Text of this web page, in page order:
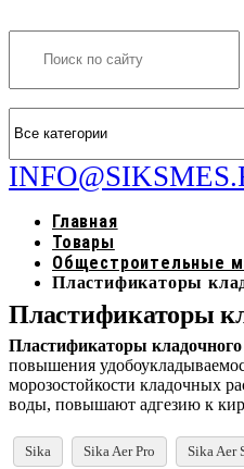
Главная
Товары
Общестроительные
Пластификаторы
Пластификаторы
Пластификаторы кладочного
повышения
морозостойкости кладочных
воды, повышают адгезию к
Sika Sika Aer Pro Sika Aer